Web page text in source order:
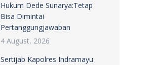
Hukum Dede Sunarya:Tetap
Bisa Dimintai
Pertanggungjawaban
4 August, 2026
Sertijab Kapolres Indramayu